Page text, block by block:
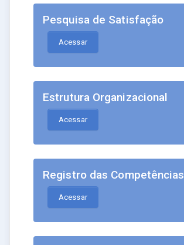
Pesquisa de Satisfação
Acessar
Estrutura Organizacional
Acessar
Registro das Competências
Acessar